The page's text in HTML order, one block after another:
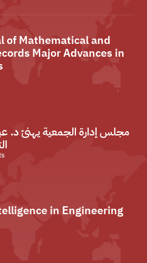
of Mathematical and
Major Advances in
مجلس إدارة الجمعية يهنئ د.
in Engineering